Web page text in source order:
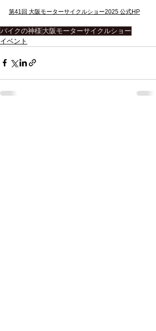
第41回 大阪モーターサイクルショー2025 公式HP
バイクの神様 大阪モーターサイクルショー
イベント